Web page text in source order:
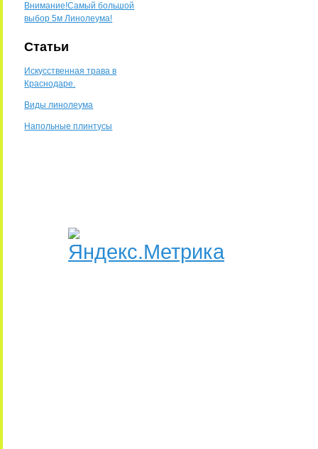
Внимание!Самый большой
выбор 5м Линолеума!
Статьи
Искусственная трава в
Краснодаре.
Виды линолеума
Напольные плинтусы